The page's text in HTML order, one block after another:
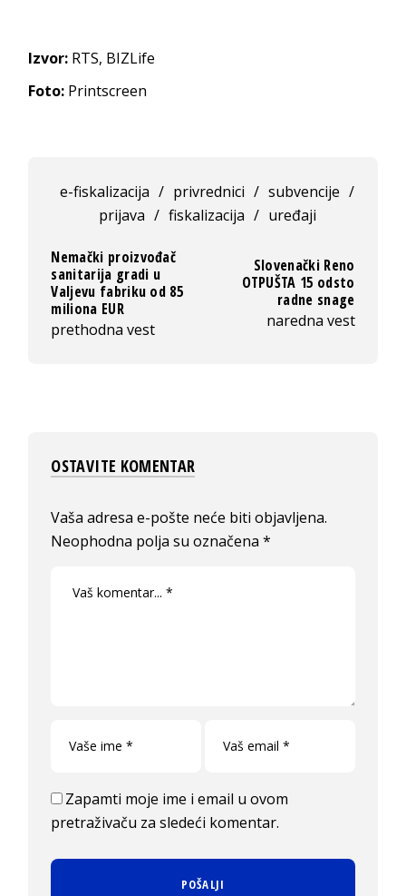
Izvor: RTS, BIZLife
Foto: Printscreen
e-fiskalizacija / privrednici / subvencije /
prijava / fiskalizacija / uređaji
Nemački proizvođač
sanitarija gradi u
Valjevu fabriku od 85
miliona EUR
prethodna vest
Slovenački Reno
OTPUŠTA 15 odsto
radne snage
naredna vest
OSTAVITE KOMENTAR
Vaša adresa e-pošte neće biti objavljena.
Neophodna polja su označena*
Zapamti moje ime i email u ovom
pretraživaču za sledeći komentar.